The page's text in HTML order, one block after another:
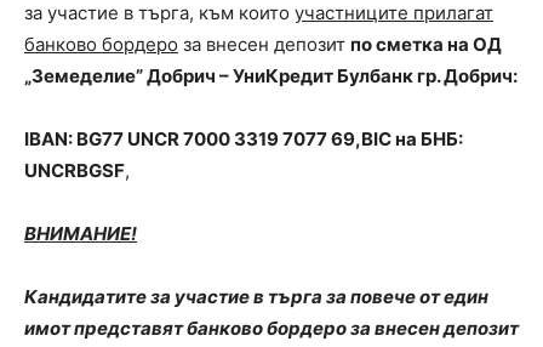
за участие в търга, към които участниците прилагат
банково бордеро за внесен депозит по сметка на ОД
„Земеделие” Добрич – УниКредит Булбанк гр. Добрич:
IBAN: BG77 UNCR7000 3319 7077 69,BICна БНБ:
UNCRBGSF,
ВНИМАНИЕ!
Кандидатите за участие в търга за повече от един
имот представят банково бордеро за внесен депозит